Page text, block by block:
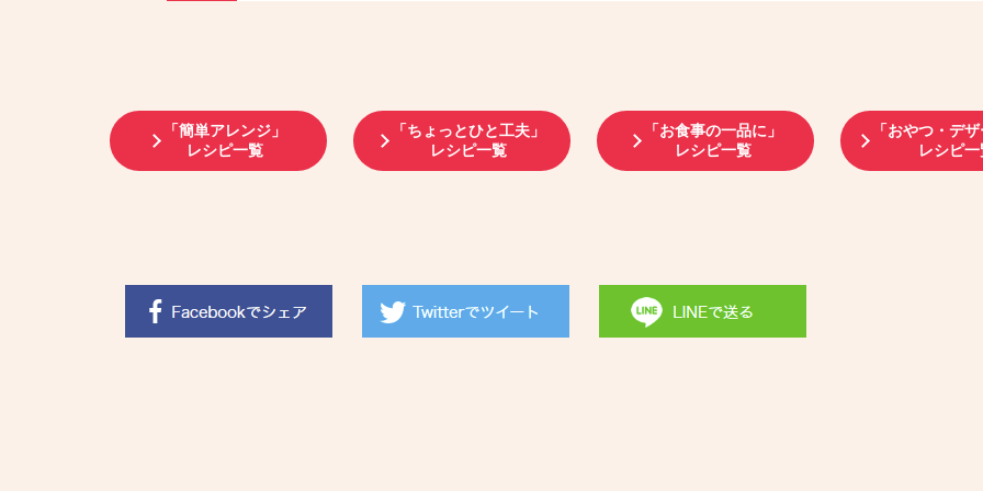
「簡単アレンジ」
レシピ一覧
「ちょっとひと工夫」
レシピ一覧
「お食事の一品に」
レシピ一覧
「おやつ・デザ
レシピ一